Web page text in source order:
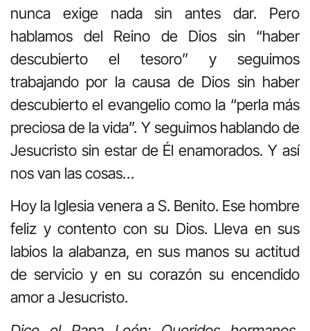
nunca exige nada sin antes dar. Pero
hablamos del Reino de Dios sin “haber
descubierto el tesoro” y seguimos
trabajando por la causa de Dios sin haber
descubierto el evangelio como la “perla más
preciosa de la vida”. Y seguimos hablando de
Jesucristo sin estar de Él enamorados. Y así
nos van las cosas…
Hoy la Iglesia venera a S. Benito. Ese hombre
feliz y contento con su Dios. Lleva en sus
labios la alabanza, en sus manos su actitud
de servicio y en su corazón su encendido
amor a Jesucristo.